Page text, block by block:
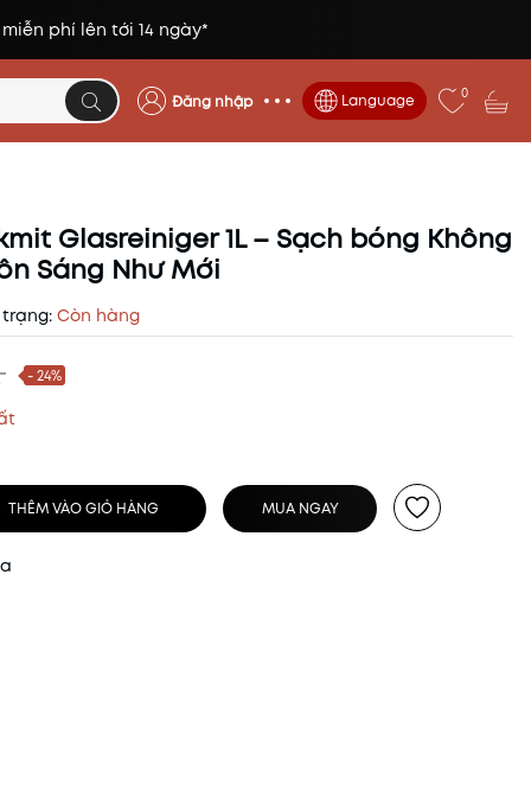
phí lên tới 14 ngày*
Đăng nhập Language 0
Glasreiniger 1L – Sạch bóng Không
Sáng Như Mới
Còn hàng
- 24%
THÊM VÀO GIỎ HÀNG MUA NGAY